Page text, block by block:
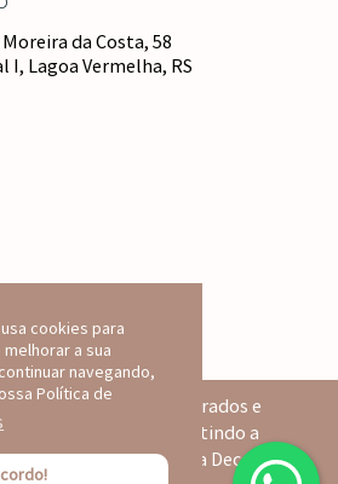
cookies para
a sua
navegando,
Política de
da Costa, 58
Lagoa Vermelha, RS
deste site são registrados e
autorais, garantindo a
da Morada Decor.